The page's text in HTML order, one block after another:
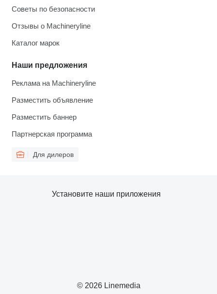
Советы по безопасности
Отзывы о Machineryline
Каталог марок
Наши предложения
Реклама на Machineryline
Разместить объявление
Разместить баннер
Партнерская программа
Для дилеров
© 2026 Linemedia
Установите наши приложения